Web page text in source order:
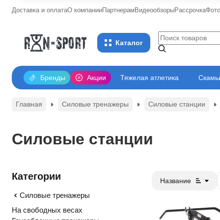
Доставка и оплатаО компанииПартнерамВидеообзорыРассрочкаФото
Каталог
Акции
Бренды Тяжелая атлетика
Главная Силовые тренажеры Силовые станции
Силовые станции
Название
Категории
Силовые тренажеры
На свободных весах